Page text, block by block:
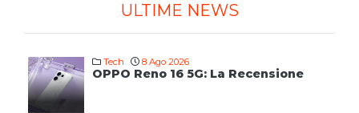
ULTIME NEWS
Tech 8 Ago 2026
OPPO Reno 16 5G: La Recensione